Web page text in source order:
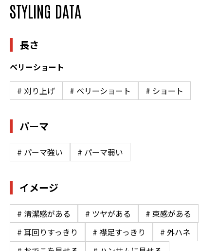
STYLING DATA
長さ
ベリーショート
# 刈り上げ # ベリーショート # ショート
パーマ
# パーマ強い # パーマ弱い
イメージ
# 清潔感がある # ツヤがある
# 束感がある
# 耳回りすっきり
# 襟足すっきり
# 外ハネ